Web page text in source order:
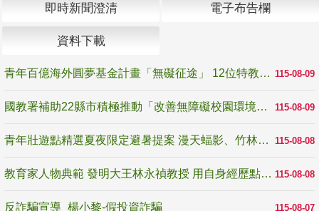
即時新聞澄清 電子布告欄
資料下載
115-08-09
青年百億海外圓夢基金計畫「無礙征途」 12位特教與弱勢青年勇闖西班牙 跨越感官限制見證生命蛻變
115-08-09
國教署補助22縣市積極推動「改善無障礙校園環境計畫」 打造友善、安全、無礙學習空間
115-08-08
青年壯遊點精選夏夜限定避暑提案 漫天蝠影、竹林尋蛙、茶香夜觀 邀青年暮色出發
115-08-08
教育家人物典範 發明大王林永禎教授 用自身經歷點亮學生的路
115-08-07
反詐騙宣導_楊小黎-假投資詐騙